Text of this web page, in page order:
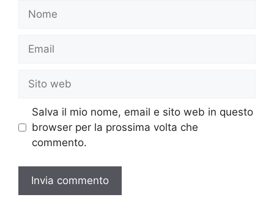
Nome
Email
Sito
web
Salva il mio nome, email e sito web in questo
browser per la prossima volta che
commento.